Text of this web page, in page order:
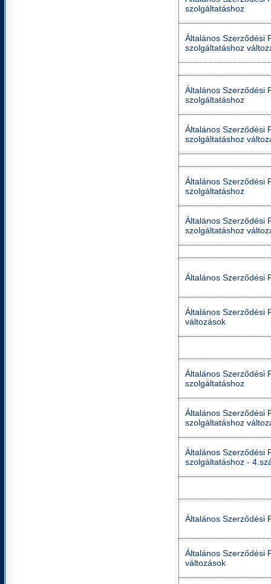
szolgáltatáshoz
Általános Szerződési
szolgáltatáshoz
Általános Szerződési
szolgáltatáshoz
Általános Szerződési
szolgáltatáshoz
Általános Szerződési
szolgáltatáshoz
Általános Szerződési
szolgáltatáshoz
Általános Szerződési
Általános Szerződési
változások
Általános Szerződési
szolgáltatáshoz
Általános Szerződési
szolgáltatáshoz
Általános Szerződési
szolgáltatáshoz -
Általános Szerződési
Általános Szerződési
változások